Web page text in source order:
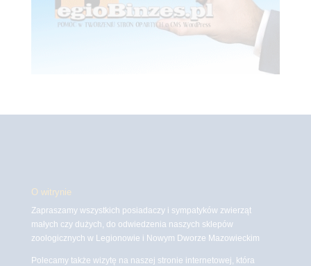
O witrynie
Zapraszamy wszystkich posiadaczy i sympatyków zwierząt
małych czy dużych, do odwiedzenia naszych sklepów
zoologicznych w Legionowie i Nowym Dworze Mazowieckim
Polecamy także wizytę na naszej stronie internetowej, która